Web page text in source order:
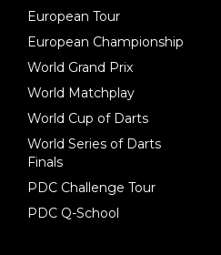
European Tour
European Championship
World Grand Prix
World Matchplay
World Cup of Darts
World Series of Darts
Finals
PDC Challenge Tour
PDC Q-School